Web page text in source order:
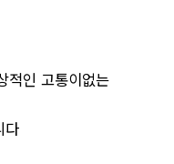
적인 고통이없는
다